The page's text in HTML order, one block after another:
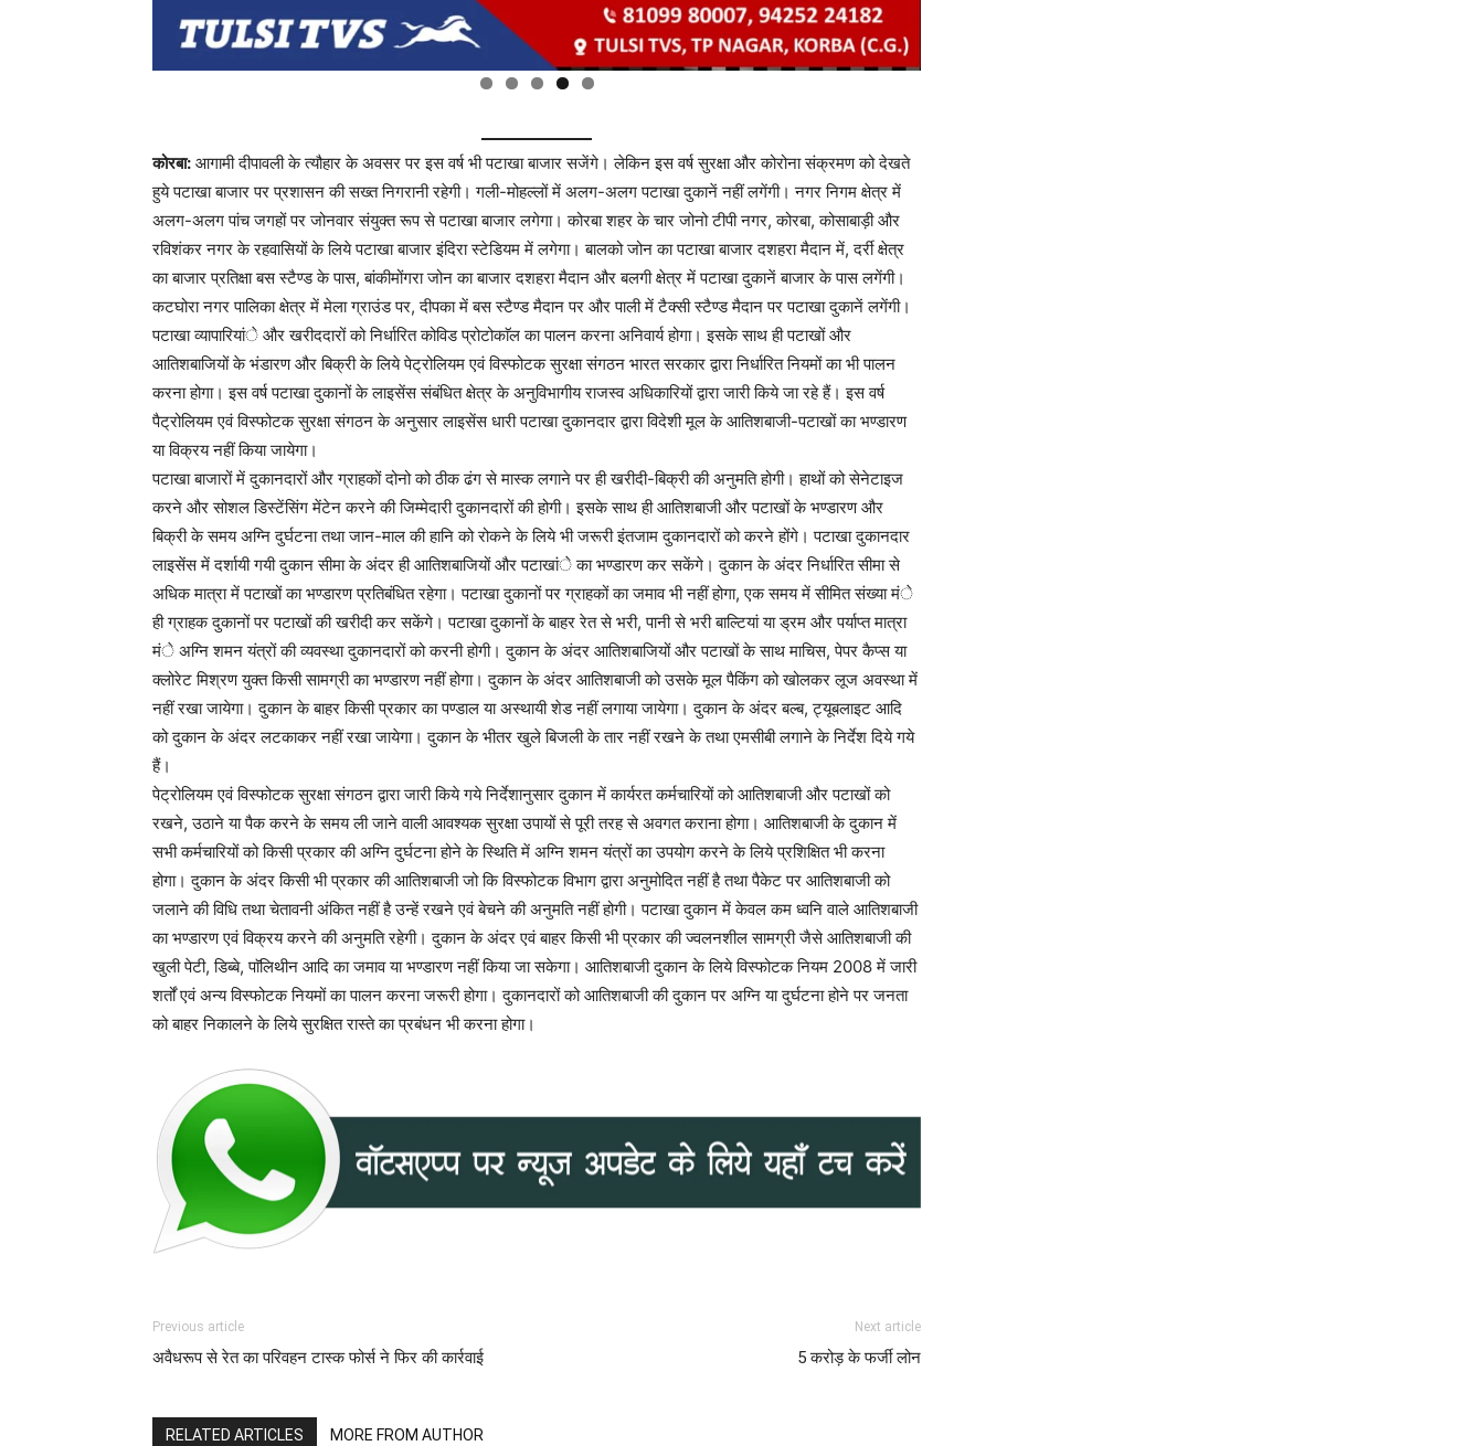
कोरबा: आगामी दीपावली के त्यौहार के अवसर पर इस वर्ष भी पटाखा बाजार सजेंगे। लेकिन इस वर्ष सुरक्षा और कोरोना संक्रमण को देखते
हुये पटाखा बाजार पर प्रशासन की सख्त निगरानी रहेगी। गली-मोहल्लों में अलग-अलग पटाखा दुकानें नहीं लगेंगी। नगर निगम क्षेत्र में
अलग-अलग पांच जगहों पर जोनवार संयुक्त रूप से पटाखा बाजार लगेगा। कोरबा शहर के चार जोनो टीपी नगर, कोरबा, कोसाबाड़ी और
रविशंकर नगर के रहवासियों के लिये पटाखा बाजार इंदिरा स्टेडियम में लगेगा। बालको जोन का पटाखा बाजार दशहरा मैदान में, दर्री क्षेत्र
का बाजार प्रतिक्षा बस स्टैण्ड के पास, बांकीमोंगरा जोन का बाजार दशहरा मैदान और बलगी क्षेत्र में पटाखा दुकानें बाजार के पास लगेंगी।
कटघोरा नगर पालिका क्षेत्र में मेला ग्राउंड पर, दीपका में बस स्टैण्ड मैदान पर और पाली में टैक्सी स्टैण्ड मैदान पर पटाखा दुकानें लगेंगी।
पटाखा व्यापारियांे और खरीददारों को निर्धारित कोविड प्रोटोकाॅल का पालन करना अनिवार्य होगा। इसके साथ ही पटाखों और
आतिशबाजियों के भंडारण और बिक्री के लिये पेट्रोलियम एवं विस्फोटक सुरक्षा संगठन भारत सरकार द्वारा निर्धारित नियमों का भी पालन
करना होगा। इस वर्ष पटाखा दुकानों के लाइसेंस संबंधित क्षेत्र के अनुविभागीय राजस्व अधिकारियों द्वारा जारी किये जा रहे हैं। इस वर्ष
पैट्रोलियम एवं विस्फोटक सुरक्षा संगठन के अनुसार लाइसेंस धारी पटाखा दुकानदार द्वारा विदेशी मूल के आतिशबाजी-पटाखों का भण्डारण
या विक्रय नहीं किया जायेगा।
पटाखा बाजारों में दुकानदारों और ग्राहकों दोनो को ठीक ढंग से मास्क लगाने पर ही खरीदी-बिक्री की अनुमति होगी। हाथों को सेनेटाइज
करने और सोशल डिस्टेंसिंग मेंटेन करने की जिम्मेदारी दुकानदारों की होगी। इसके साथ ही आतिशबाजी और पटाखों के भण्डारण और
बिक्री के समय अग्नि दुर्घटना तथा जान-माल की हानि को रोकने के लिये भी जरूरी इंतजाम दुकानदारों को करने होंगे। पटाखा दुकानदार
लाइसेंस में दर्शायी गयी दुकान सीमा के अंदर ही आतिशबाजियों और पटाखांे का भण्डारण कर सकेंगे। दुकान के अंदर निर्धारित सीमा से
अधिक मात्रा में पटाखों का भण्डारण प्रतिबंधित रहेगा। पटाखा दुकानों पर ग्राहकों का जमाव भी नहीं होगा, एक समय में सीमित संख्या मंे
ही ग्राहक दुकानों पर पटाखों की खरीदी कर सकेंगे। पटाखा दुकानों के बाहर रेत से भरी, पानी से भरी बाल्टियां या ड्रम और पर्याप्त मात्रा
मंे अग्नि शमन यंत्रों की व्यवस्था दुकानदारों को करनी होगी। दुकान के अंदर आतिशबाजियों और पटाखों के साथ माचिस, पेपर कैप्स या
क्लोरेट मिश्रण युक्त किसी सामग्री का भण्डारण नहीं होगा। दुकान के अंदर आतिशबाजी को उसके मूल पैकिंग को खोलकर लूज अवस्था में
नहीं रखा जायेगा। दुकान के बाहर किसी प्रकार का पण्डाल या अस्थायी शेड नहीं लगाया जायेगा। दुकान के अंदर बल्ब, ट्यूबलाइट आदि
को दुकान के अंदर लटकाकर नहीं रखा जायेगा। दुकान के भीतर खुले बिजली के तार नहीं रखने के तथा एमसीबी लगाने के निर्देश दिये गये
हैं।
पेट्रोलियम एवं विस्फोटक सुरक्षा संगठन द्वारा जारी किये गये निर्देशानुसार दुकान में कार्यरत कर्मचारियों को आतिशबाजी और पटाखों को
रखने, उठाने या पैक करने के समय ली जाने वाली आवश्यक सुरक्षा उपायों से पूरी तरह से अवगत कराना होगा। आतिशबाजी के दुकान में
सभी कर्मचारियों को किसी प्रकार की अग्नि दुर्घटना होने के स्थिति में अग्नि शमन यंत्रों का उपयोग करने के लिये प्रशिक्षित भी करना
होगा। दुकान के अंदर किसी भी प्रकार की आतिशबाजी जो कि विस्फोटक विभाग द्वारा अनुमोदित नहीं है तथा पैकेट पर आतिशबाजी को
जलाने की विधि तथा चेतावनी अंकित नहीं है उन्हें रखने एवं बेचने की अनुमति नहीं होगी। पटाखा दुकान में केवल कम ध्वनि वाले आतिशबाजी
का भण्डारण एवं विक्रय करने की अनुमति रहेगी। दुकान के अंदर एवं बाहर किसी भी प्रकार की ज्वलनशील सामग्री जैसे आतिशबाजी की
खुली पेटी, डिब्बे, पाॅलिथीन आदि का जमाव या भण्डारण नहीं किया जा सकेगा। आतिशबाजी दुकान के लिये विस्फोटक नियम 2008 में जारी
शर्तों एवं अन्य विस्फोटक नियमों का पालन करना जरूरी होगा। दुकानदारों को आतिशबाजी की दुकान पर अग्नि या दुर्घटना होने पर जनता
को बाहर निकालने के लिये सुरक्षित रास्ते का प्रबंधन भी करना होगा।
Previous article
अवैधरूप से रेत का परिवहन टास्क फोर्स ने फिर की कार्रवाई
Next article
5 करोड़ के फर्जी लोन
RELATED ARTICLES MORE FROM AUTHOR